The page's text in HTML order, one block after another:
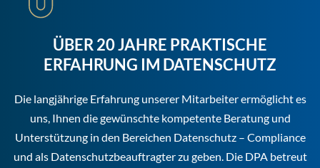
ÜBER 20 JAHRE PRAKTISCHE
ERFAHRUNG IM DATENSCHUTZ
Die langjährige Erfahrung unserer Mitarbeiter ermöglicht es
uns, Ihnen die gewünschte kompetente Beratung und
Unterstützung in den Bereichen Datenschutz – Compliance
und als Datenschutzbeauftragter zu geben. Die DPA betreut